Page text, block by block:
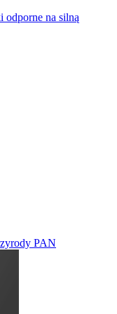
odporne na silną
PAN